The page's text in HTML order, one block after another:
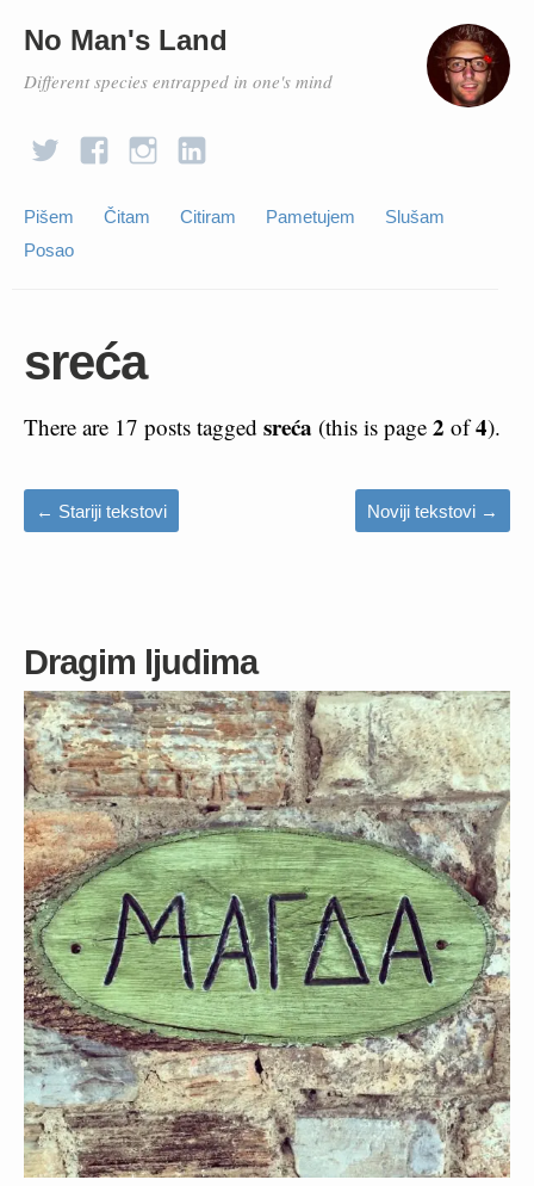
No Man's Land
Different species entrapped in one's mind
Pišem Čitam Citiram Pametujem
Slušam
Posao
sreća
There are 17 posts tagged sreća (this is page 2 of4).
← Stariji tekstovi Noviji tekstovi →
Dragim ljudima